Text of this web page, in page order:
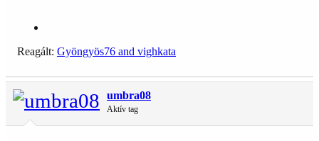
Reagált: Gyöngyös76 and vighkata
umbra08
Aktív tag